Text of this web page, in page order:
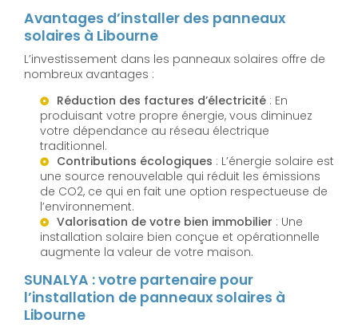
Avantages d’installer des panneaux
solaires à Libourne
L’investissement dans les panneaux solaires offre de
nombreux avantages :
Réduction des factures d’électricité : En
produisant votre propre énergie, vous diminuez
votre dépendance au réseau électrique
traditionnel.
Contributions écologiques : L’énergie solaire est
une source renouvelable qui réduit les émissions
de CO2, ce qui en fait une option respectueuse de
l’environnement.
Valorisation de votre bien immobilier : Une
installation solaire bien conçue et opérationnelle
augmente la valeur de votre maison.
SUNALYA : votre partenaire pour
l’installation de panneaux solaires à
Libourne